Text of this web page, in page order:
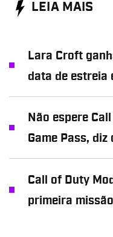
LEIA MAIS
Lara Croft
data de estreia
Não espere
Game Pass, diz
Call of Duty
primeira